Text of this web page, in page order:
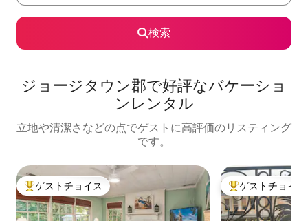
検索
ジョージタウン郡で好評なバケーショ
ンレンタル
立地や清潔さなどの点でゲストに高評価のリスティング
です。
大好評のゲストチョイスです。
ゲストチョイス 大好評のゲスト
ゲストチョイス